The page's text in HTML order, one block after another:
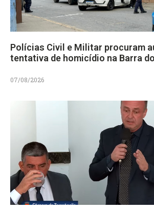
Polícias Civil e Militar procuram
tentativa de homicídio na Barra
07/08/2026